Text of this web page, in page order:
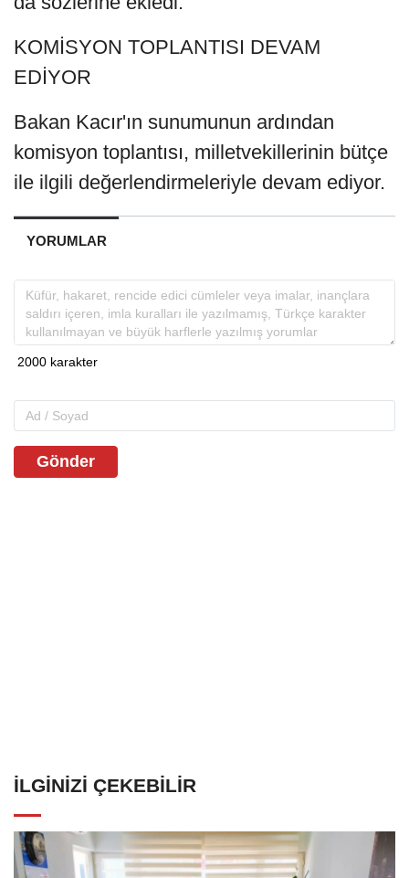
KOMİSYON TOPLANTISI DEVAM
EDİYOR
Bakan Kacır'ın sunumunun ardından
komisyon toplantısı, milletvekillerinin bütçe
ile ilgili değerlendirmeleriyle devam ediyor.
YORUMLAR
Gönder
İLGINIZI ÇEKEBILIR